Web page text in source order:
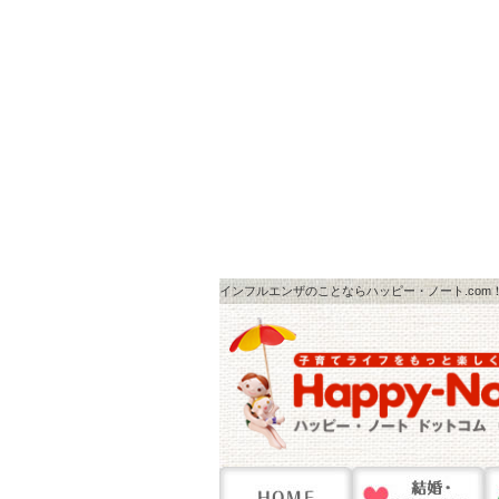
インフルエンザのことならハッピー・ノート.com